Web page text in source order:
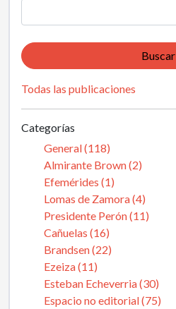
Buscar
Todas las publicaciones
Categorías
General (118)
Almirante Brown (2)
Efemérides (1)
Lomas de Zamora (4)
Presidente Perón (11)
Cañuelas (16)
Brandsen (22)
Ezeiza (11)
Esteban Echeverria (30)
Espacio no editorial (75)